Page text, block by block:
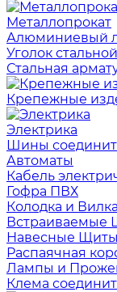
Металлопрокат
Алюминиевый
Уголок стальной
Стальная
Крепежные
Электрика
Шины
Автоматы
Кабель
Гофра ПВХ
Колодка и Вилка
Встраиваемые
Навесные Щиты
Распаячная
Лампы и
Клема